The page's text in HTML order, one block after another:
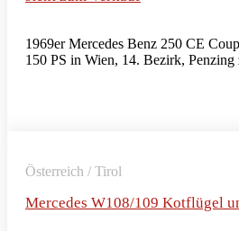
1969er Mercedes Benz 250 CE
150 PS in Wien, 14. Bezirk, Penzing
Österreich / Tirol
Mercedes W108/109 Kotflügel